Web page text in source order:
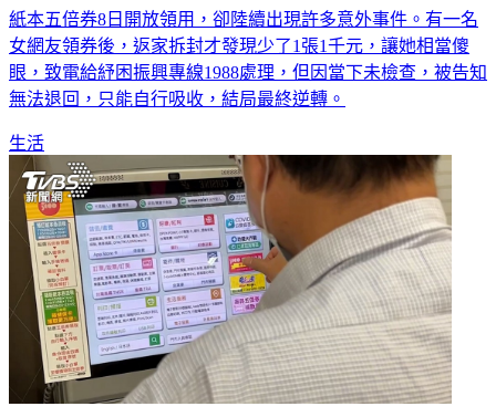
紙本五倍券8日開放領用，卻陸續出現許多意外事件。有一名
女網友領券後，返家拆封才發現少了1張1千元，讓她相當傻
眼，致電給紓困振興專線1988處理，但因當下未檢查，被告知
無法退回，只能自行吸收，結局最終逆轉。
生活